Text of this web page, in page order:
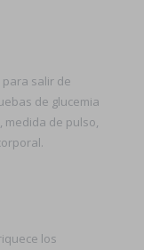
salir de
de glucemia
medida de pulso,
los